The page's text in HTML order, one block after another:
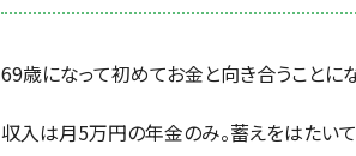
69歳になって初めてお金と向き合うことに
収入は月5万円の年金のみ。蓄えをはたい